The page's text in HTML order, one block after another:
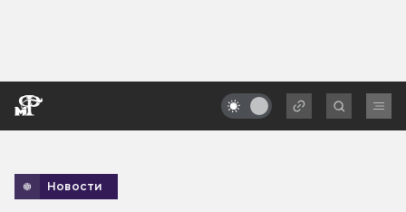
Новости